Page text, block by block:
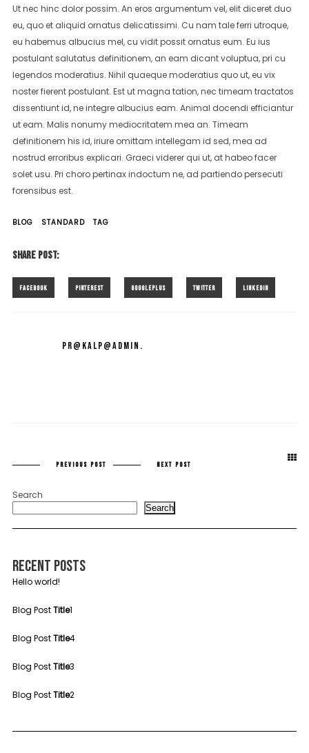
Ut nec hinc dolor possim. An eros argumentum vel, elit diceret duo
eu, quo et aliquid ornatus delicatissimi. Cu nam tale ferri utroque,
eu habemus albucius mel, cu vidit possit ornatus eum. Eu ius
postulant salutatus definitionem, an eam dicant voluptua, pri cu
legendos moderatius. Nihil quaeque moderatius quo ut, eu vix
noster fierent postulant. Est ut magna tation, nec timeam tractatos
dissentiunt id, ne integre albucius eam. Animal docendi efficiantur
ut eam. Malis nonumy mediocritatem mea an. Timeam
definitionem his id, iriure omittam intellegam id sed, mea ad
nostrud erroribus explicari. Graeci viderer qui ut, at habeo facer
solet usu. Pri choro pertinax indoctum ne, ad partiendo persecuti
forensibus est.
BLOG STANDARD TAG
SHARE POST:
PR@KALP@ADMIN.
PREVIOUS POST NEXT POST
Search
Search
Recent Posts
Hello world!
Blog PostTitle1
Blog PostTitle4
Blog PostTitle3
Blog PostTitle2